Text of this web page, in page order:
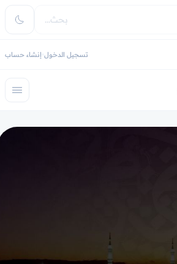
تسجيل الدخول إنشاء حساب